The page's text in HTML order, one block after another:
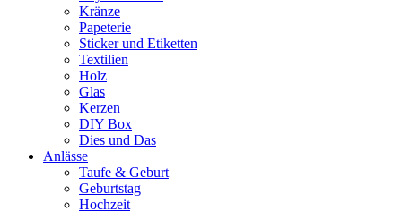
Kränze
Papeterie
Sticker und Etiketten
Textilien
Holz
Glas
Kerzen
DIY Box
Dies und Das
Anlässe
Taufe & Geburt
Geburtstag
Hochzeit